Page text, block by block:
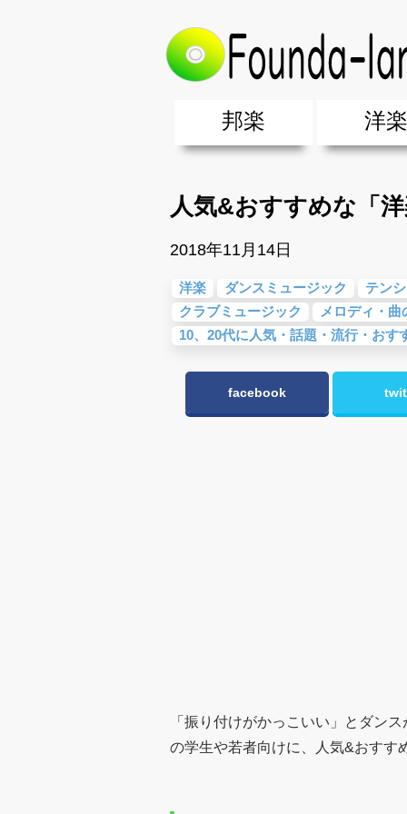
邦楽
邦楽ポップス(J-POP)
邦楽ロック(J-ROCK)
K-POP
アニソン/ボカロ
アイドル
ヴィジュアル系(V系)
邦楽男性アーティスト
邦楽女性アーティスト
男女グループ・デュエット・その
2019年・2018年・2017年「邦楽
洋楽
EDM(エレ
クラブミ
ダンスミ
洋楽男性
洋楽女性
男女グルー
【洋楽】
2019年・
人気&おすすめな「
2018年11月14日
洋楽 ダンスミュージック
テン
クラブミュージック
メロディ・曲
10、20代に人気・話題・流行・おす
facebook
「振り付けがかっこいい」とダン
の学生や若者向けに、人気&おすす